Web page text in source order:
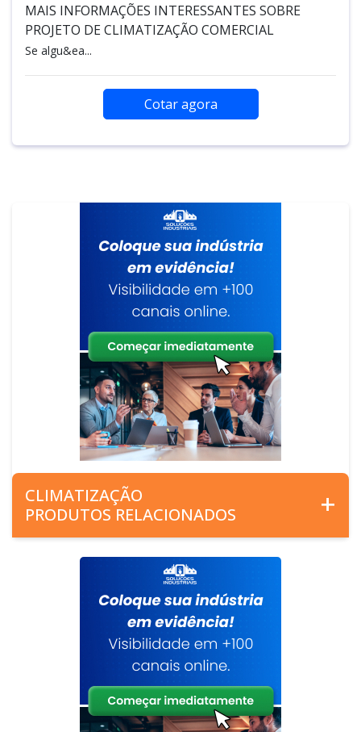
MAIS INFORMAÇÕES INTERESSANTES SOBRE
PROJETO DE CLIMATIZAÇÃO COMERCIAL
Se algu&ea...
Cotar agora
CLIMATIZAÇÃO
PRODUTOS RELACIONADOS